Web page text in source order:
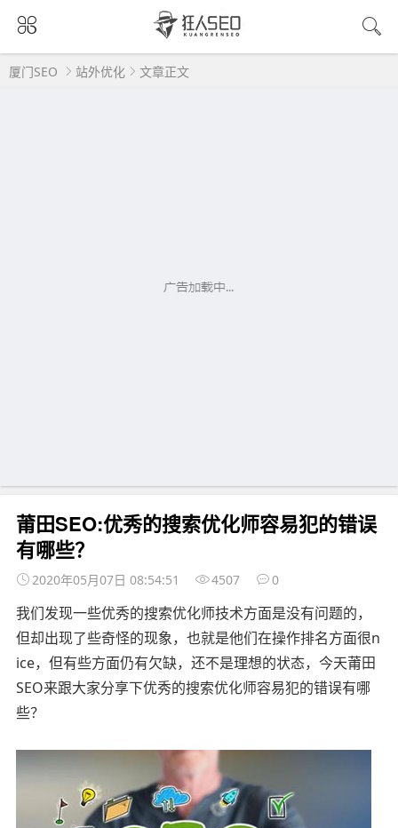
厦门SEO 站外优化 文章正文
莆田SEO:优秀的搜索优化师容易犯的错误
有哪些？
2020年05月07日 08:54:51 4507 0
我们发现一些优秀的搜索优化师技术方面是没有问题的，
但却出现了些奇怪的现象，也就是他们在操作排名方面很n
ice，但有些方面仍有欠缺，还不是理想的状态，今天莆田
SEO来跟大家分享下优秀的搜索优化师容易犯的错误有哪
些？